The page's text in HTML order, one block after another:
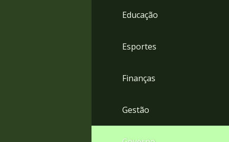
Educação
Esportes
Finanças
Gestão